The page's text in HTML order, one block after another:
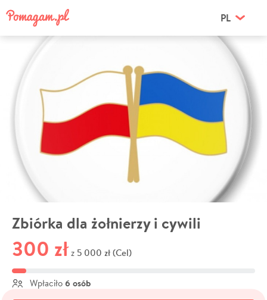
PL
Zbiórka dla żołnierzy i cywili
300 zł z 5 000 zł (Cel)
Wpłaciło 6 osób